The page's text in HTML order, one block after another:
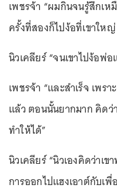
เพชรจ้า “ผมกินจนรู้สึกเ
ครั้งที่สองก็ไปง้อที่เขาใหญ่
นิวเคลียร์ “จนเขาไปง้อพ่
เพชรจ้า “และสำเร็จ เพร
แล้ว ตอนนั้นยากมาก คิดว่
ทำให้ได้”
นิวเคลียร์ “นิวเองคิดว่าเ
การออกไปแฮงเอาต์กับเพื่